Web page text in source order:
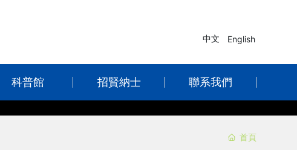
中文 English
科普館 招賢納士 聯系我們
首頁